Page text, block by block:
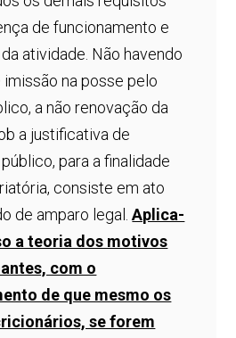
de funcionamento e
atividade. Não havendo
na posse pelo
a não renovação da
a justificativa de
para a finalidade
consiste em ato
de amparo legal.Aplica-
a teoria dos motivos
com o
de que mesmo os
se forem